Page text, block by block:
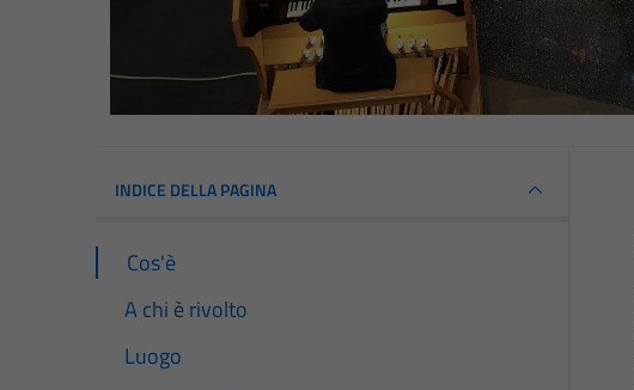
INDICE DELLA PAGINA
Cos'è
A chi è rivolto
Luogo